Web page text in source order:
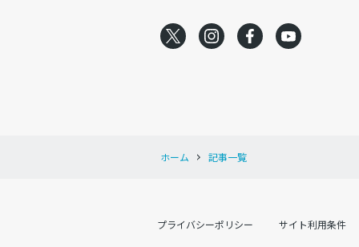
ホーム 記事一覧
プライバシーポリシー サイト利用条件